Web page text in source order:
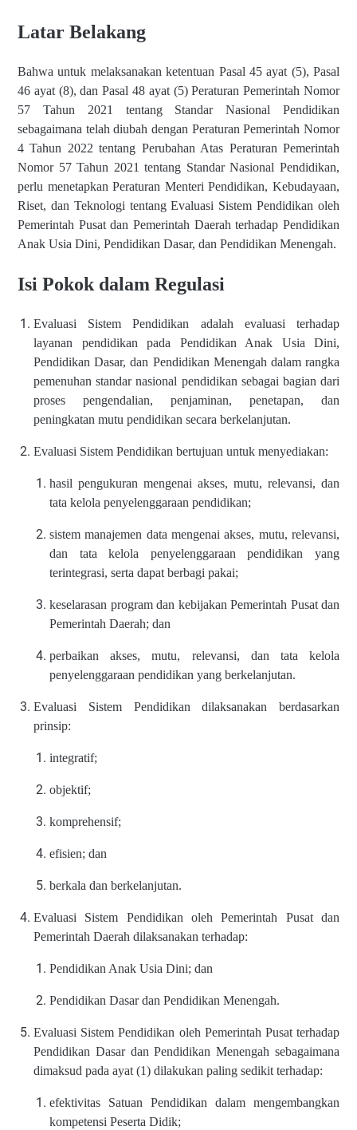
Latar Belakang
Bahwa untuk melaksanakan ketentuan Pasal 45 ayat (5), Pasal
46 ayat (8), dan Pasal 48 ayat (5) Peraturan Pemerintah Nomor
57 Tahun 2021 tentang Standar Nasional Pendidikan
sebagaimana telah diubah dengan Peraturan Pemerintah Nomor
4 Tahun 2022 tentang Perubahan Atas Peraturan Pemerintah
Nomor 57 Tahun 2021 tentang Standar Nasional Pendidikan,
perlu menetapkan Peraturan Menteri Pendidikan, Kebudayaan,
Riset, dan Teknologi tentang Evaluasi Sistem Pendidikan oleh
Pemerintah Pusat dan Pemerintah Daerah terhadap Pendidikan
Anak Usia Dini, Pendidikan Dasar, dan Pendidikan Menengah.
Isi Pokok dalam Regulasi
Evaluasi Sistem Pendidikan adalah evaluasi terhadap
layanan pendidikan pada Pendidikan Anak Usia Dini,
Pendidikan Dasar, dan Pendidikan Menengah dalam rangka
pemenuhan standar nasional pendidikan sebagai bagian dari
proses pengendalian, penjaminan, penetapan, dan
peningkatan mutu pendidikan secara berkelanjutan.
Evaluasi Sistem Pendidikan bertujuan untuk menyediakan:
hasil pengukuran mengenai akses, mutu, relevansi, dan
tata kelola penyelenggaraan pendidikan;
sistem manajemen data mengenai akses, mutu, relevansi,
dan tata kelola penyelenggaraan pendidikan yang
terintegrasi, serta dapat berbagi pakai;
keselarasan program dan kebijakan Pemerintah Pusat dan
Pemerintah Daerah; dan
perbaikan akses, mutu, relevansi, dan tata kelola
penyelenggaraan pendidikan yang berkelanjutan.
Evaluasi Sistem Pendidikan dilaksanakan berdasarkan
prinsip:
integratif;
objektif;
komprehensif;
efisien; dan
berkala dan berkelanjutan.
Evaluasi Sistem Pendidikan oleh Pemerintah Pusat dan
Pemerintah Daerah dilaksanakan terhadap:
Pendidikan Anak Usia Dini; dan
Pendidikan Dasar dan Pendidikan Menengah.
Evaluasi Sistem Pendidikan oleh Pemerintah Pusat terhadap
Pendidikan Dasar dan Pendidikan Menengah sebagaimana
dimaksud pada ayat (1) dilakukan paling sedikit terhadap:
efektivitas Satuan Pendidikan dalam mengembangkan
kompetensi Peserta Didik;